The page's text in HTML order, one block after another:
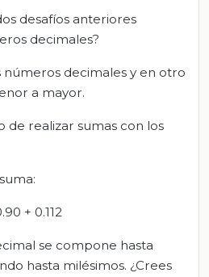
desafíos anteriores
decimales?
decimales y en otro
a mayor.
de realizar sumas con los
+ 0.112
se compone hasta
hasta milésimos. ¿Crees